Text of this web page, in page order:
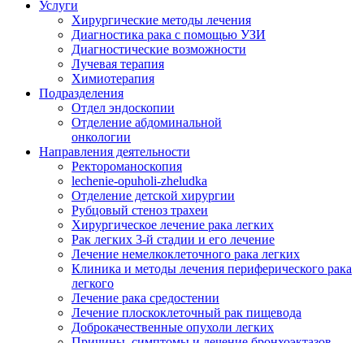
Услуги
Хирургические методы лечения
Диагностика рака с помощью УЗИ
Диагностические возможности
Лучевая терапия
Химиотерапия
Подразделения
Отдел эндоскопии
Отделение абдоминальной
онкологии
Направления деятельности
Ректороманоскопия
lechenie-opuholi-zheludka
Отделение детской хирургии
Рубцовый стеноз трахеи
Хирургическое лечение рака легких
Рак легких 3-й стадии и его лечение
Лечение немелкоклеточного рака легких
Клиника и методы лечения периферического рака
легкого
Лечение рака средостении
Лечение плоскоклеточный рак пищевода
Доброкачественные опухоли легких